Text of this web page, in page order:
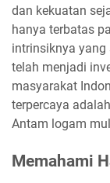
dan kekuatan
hanya terbatas
intrinsiknya
telah menjadi
masyarakat
terpercaya
Antam logam
Memahami